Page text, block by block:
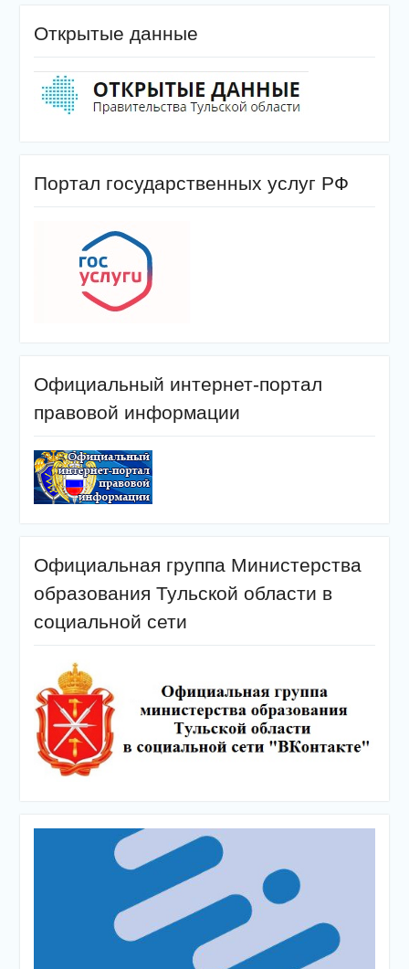
Открытые данные
Портал государственных услуг РФ
Официальный интернет-портал
правовой информации
Официальная группа Министерства
образования Тульской области в
социальной сети